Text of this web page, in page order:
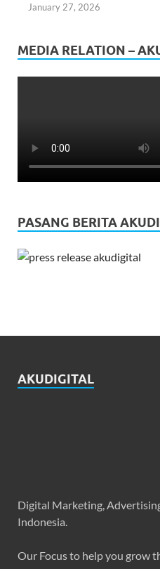
January 27, 2026
MEDIA RELATION –
PASANG BERITA
AKUDIGITAL
Digital Marketing,
Indonesia.
Our Focus to help you grow